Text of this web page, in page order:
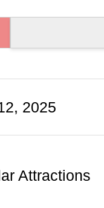
2025
Attractions